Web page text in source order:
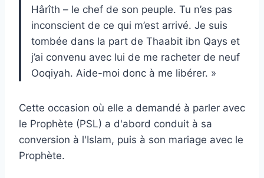
Hârîth – le chef de son peuple. Tu n’es pas
inconscient de ce qui m’est arrivé. Je suis
tombée dans la part de Thaabit ibn Qays et
j’ai convenu avec lui de me racheter de neuf
Ooqiyah. Aide-moi donc à me libérer. »
Cette occasion où elle a demandé à parler avec
le Prophète (PSL) a d'abord conduit à sa
conversion à l'Islam, puis à son mariage avec le
Prophète.